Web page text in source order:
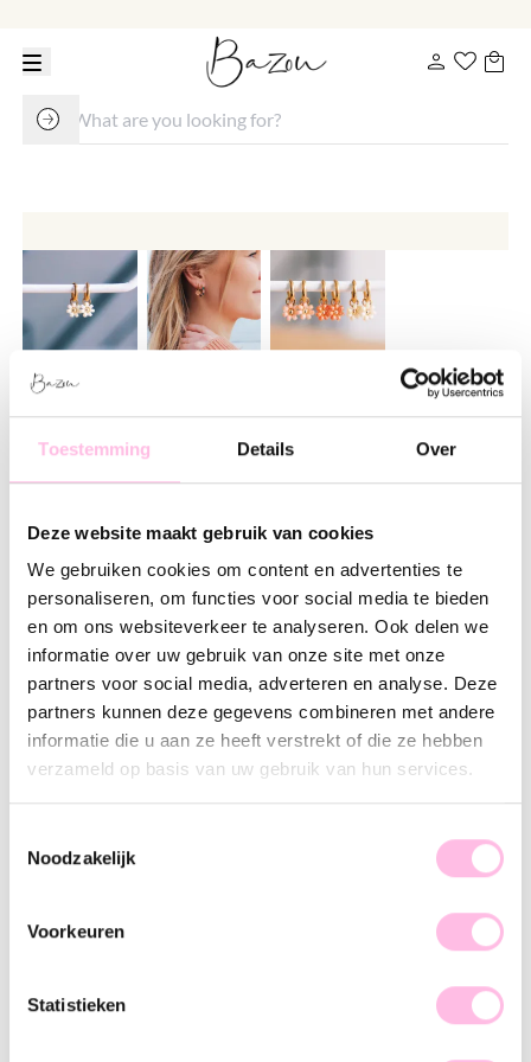
Toestemming Details Over
Deze website maakt gebruik van cookies
We gebruiken cookies om content en advertenties te
personaliseren, om functies voor social media te bieden
en om ons websiteverkeer te analyseren. Ook delen we
informatie over uw gebruik van onze site met onze
partners voor social media, adverteren en analyse. Deze
partners kunnen deze gegevens combineren met andere
informatie die u aan ze heeft verstrekt of die ze hebben
verzameld op basis van uw gebruik van hun services.
Noodzakelijk
Voorkeuren
Statistieken
Hoop earrings with 'daisy flower' -
cream
Variants:
Nude
•⁠ Please note: shipping from €1.95
•⁠ ⁠100% waterproof
Description Features SKU
These standard hoops can be worn with or without charms
and are perfect to combine with our other earrings. Are you
earrings for you! Let’s go and shop.